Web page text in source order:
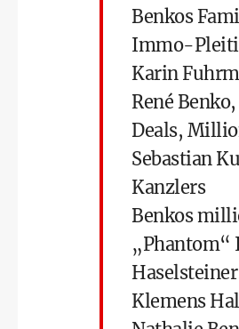
Benkos
Immo-
Karin
René
Deals,
Sebastian
Kanzlers
Benkos
„Phantom“
Klemens